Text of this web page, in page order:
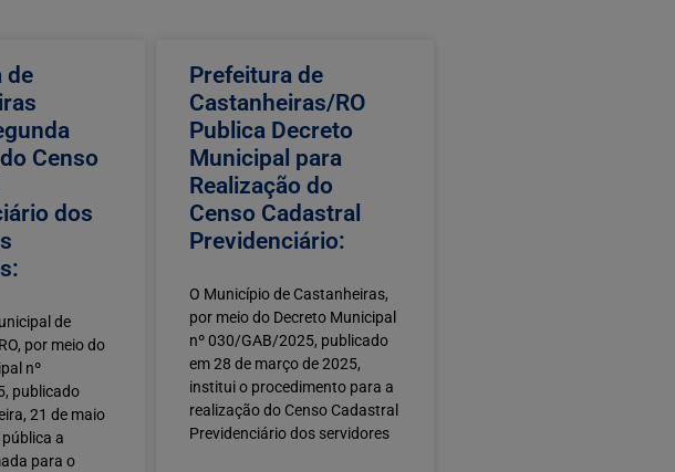
de
Censo
dos
de
por meio do
nº
publicado
21 de maio
a
para o
Prefeitura de
Castanheiras/RO
Publica Decreto
Municipal para
Realização do
Censo Cadastral
Previdenciário:
O Município de Castanheiras,
por meio do Decreto Municipal
nº 030/GAB/2025, publicado
em 28 de março de 2025,
institui o procedimento para a
realização do Censo Cadastral
Previdenciário dos servidores